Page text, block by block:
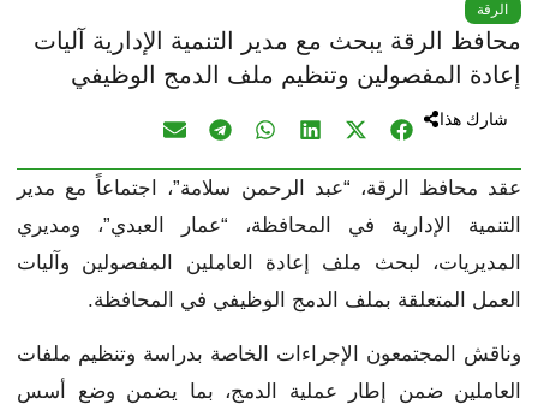
الرقة
محافظ الرقة يبحث مع مدير التنمية الإدارية آليات
إعادة المفصولين وتنظيم ملف الدمج الوظيفي
شارك هذا
عقد محافظ الرقة، “عبد الرحمن سلامة”، اجتماعاً مع مدير
التنمية الإدارية في المحافظة، “عمار العبدي”، ومديري
المديريات، لبحث ملف إعادة العاملين المفصولين وآليات
العمل المتعلقة بملف الدمج الوظيفي في المحافظة.
وناقش المجتمعون الإجراءات الخاصة بدراسة وتنظيم ملفات
العاملين ضمن إطار عملية الدمج، بما يضمن وضع أسس